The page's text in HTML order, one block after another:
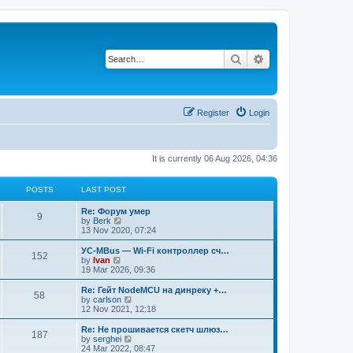
Search
Login
Register
It is currently 06 Aug 2026, 04:36
POSTS LAST POST
9
Re: Форум умер
by Berk
i
e
h
l
a
t
e
t
p
13 Nov 2020, 07:24
152
УС-MBus — Wi-Fi контроллер сч…
by Ivan
i
e
w
h
a
t
19 Mar 2026, 09:36
58
Re: Гейт NodeMCU на динреку +…
by carlson
e
w
h
12 Nov 2021, 12:18
187
Re: Не прошивается скетч шлюз…
by serghei
i
24 Mar 2022, 08:47